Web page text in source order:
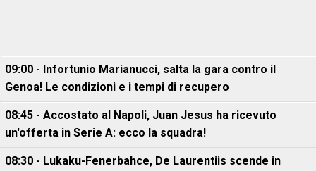
09:00 - Infortunio Marianucci, salta la gara contro il
Genoa! Le condizioni e i tempi di recupero
08:45 - Accostato al Napoli, Juan Jesus ha ricevuto
un'offerta in Serie A: ecco la squadra!
08:30 - Lukaku-Fenerbahce, De Laurentiis scende in